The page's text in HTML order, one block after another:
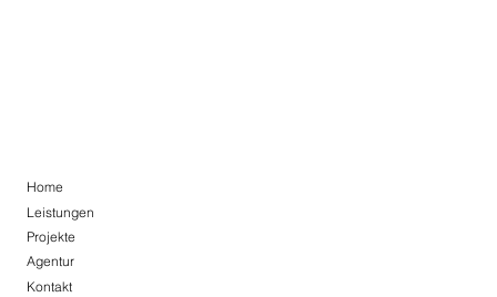
Home
Leistungen
Projekte
Agentur
Kontakt